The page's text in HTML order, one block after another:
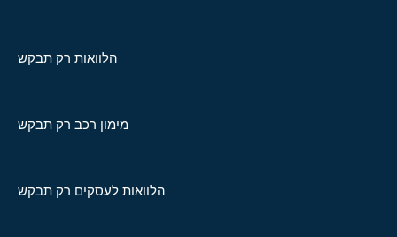
הלוואות רק תבקש
מימון רכב רק תבקש
הלוואות לעסקים רק תבקש